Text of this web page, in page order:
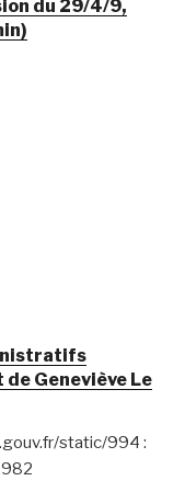
du 29/4/9,
Geneviève Le
static/994 :